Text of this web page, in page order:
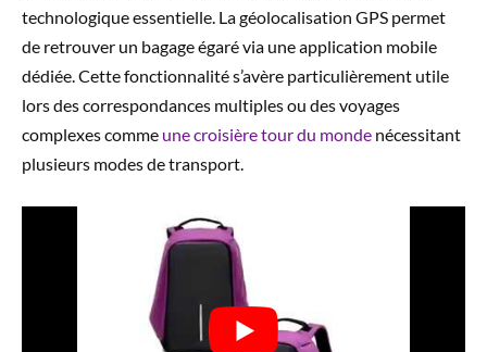
technologique essentielle. La géolocalisation GPS permet
de retrouver un bagage égaré via une application mobile
dédiée. Cette fonctionnalité s’avère particulièrement utile
lors des correspondances multiples ou des voyages
complexes comme une croisière tour du monde nécessitant
plusieurs modes de transport.